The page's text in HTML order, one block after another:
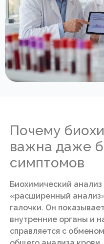
Почему
важна даже
симптомов
Биохимический
«расширенный
галочки. Он
внутренние органы и
справляется с